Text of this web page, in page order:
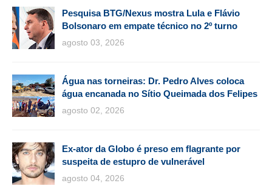
Pesquisa BTG/Nexus mostra Lula e Flávio
Bolsonaro em empate técnico no 2º turno
agosto 03, 2026
Água nas torneiras: Dr. Pedro Alves coloca
água encanada no Sítio Queimada dos Felipes
agosto 02, 2026
Ex-ator da Globo é preso em flagrante por
suspeita de estupro de vulnerável
agosto 04, 2026